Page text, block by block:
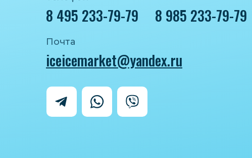
8 495 233-79-79
Почта
iceicemarket@yandex.ru
8 985 233-79-79